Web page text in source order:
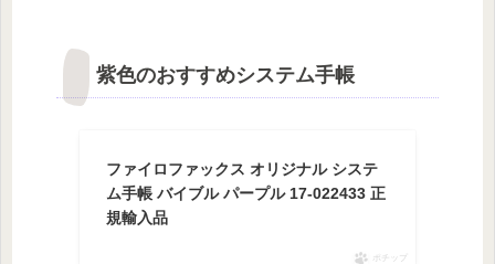
紫色のおすすめシステム手帳
ファイロファックス オリジナル システ
ム手帳 バイブル パープル 17-022433 正
規輸入品
ポチップ